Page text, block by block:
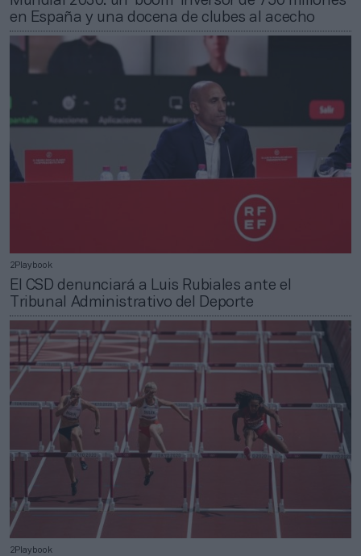
en España y una docena de clubes al acecho
2Playbook
El CSD denunciará a Luis Rubiales ante el
Tribunal Administrativo del Deporte
2Playbook